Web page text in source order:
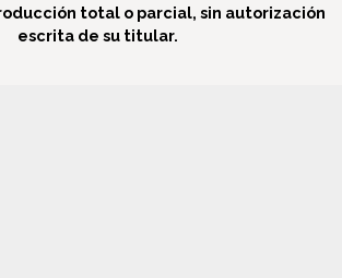
total o parcial, sin autorización
escrita de su titular.